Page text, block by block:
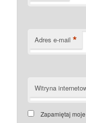
Adres e-mail *
Witryna
Zapamiętaj